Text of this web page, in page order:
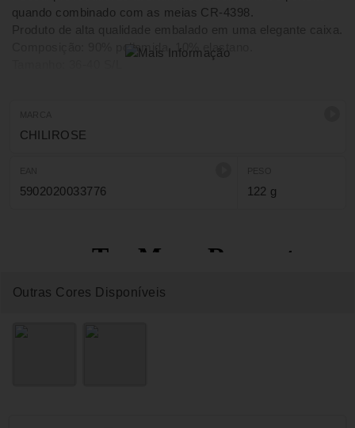
quando combinado com as meias CR-4398.
Produto de alta qualidade embalado em uma elegante caixa.
Composição: 90% poliamida, 10% elastano.
CHILIROSE
5902020033776 122 g
Outras Cores Disponíveis